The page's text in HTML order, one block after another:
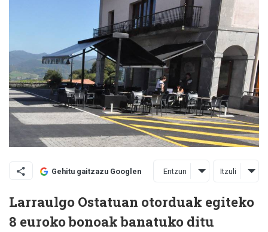
Gehitu gaitzazu Googlen Entzun Itzuli
Larraulgo Ostatuan otorduak egiteko
8 euroko bonoak banatuko ditu